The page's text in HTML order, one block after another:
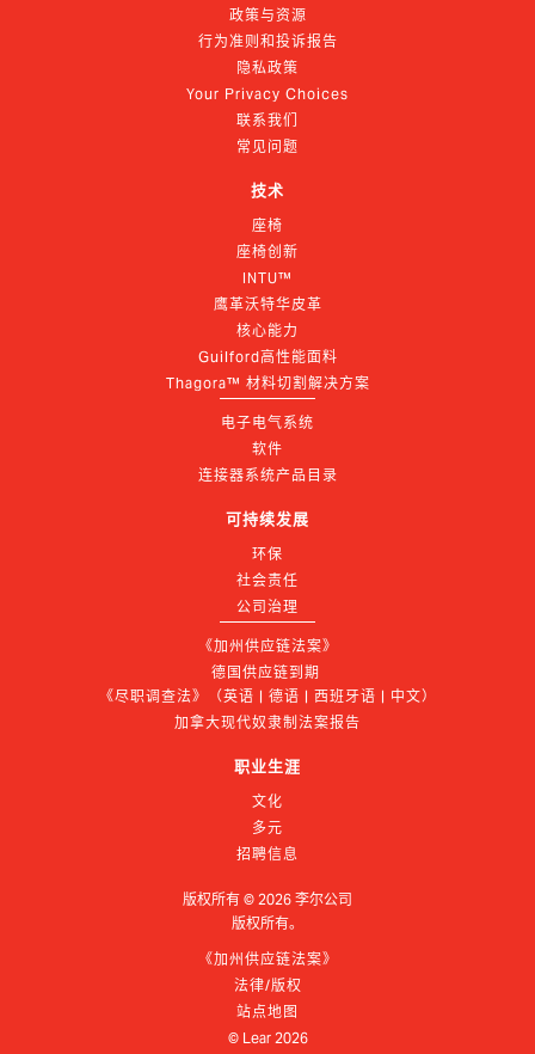
政策与资源
行为准则和投诉报告
隐私政策
Your Privacy Choices
联系我们
常见问题
技术
座椅
座椅创新
INTU™
鹰革沃特华皮革
核心能力
Guilford高性能面料
Thagora™ 材料切割解决方案
电子电气系统
软件
连接器系统产品目录
可持续发展
环保
社会责任
公司治理
《加州供应链法案》
德国供应链到期
《尽职调查法》（英语 | 德语 | 西班牙语 | 中文）
加拿大现代奴隶制法案报告
职业生涯
文化
多元
招聘信息
版权所有 © 2026 李尔公司
版权所有。
《加州供应链法案》
法律/版权
站点地图
© Lear 2026